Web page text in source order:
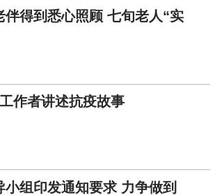
伴得到悉心照顾 七旬老人“实
作者讲述抗疫故事
组印发通知要求 力争做到